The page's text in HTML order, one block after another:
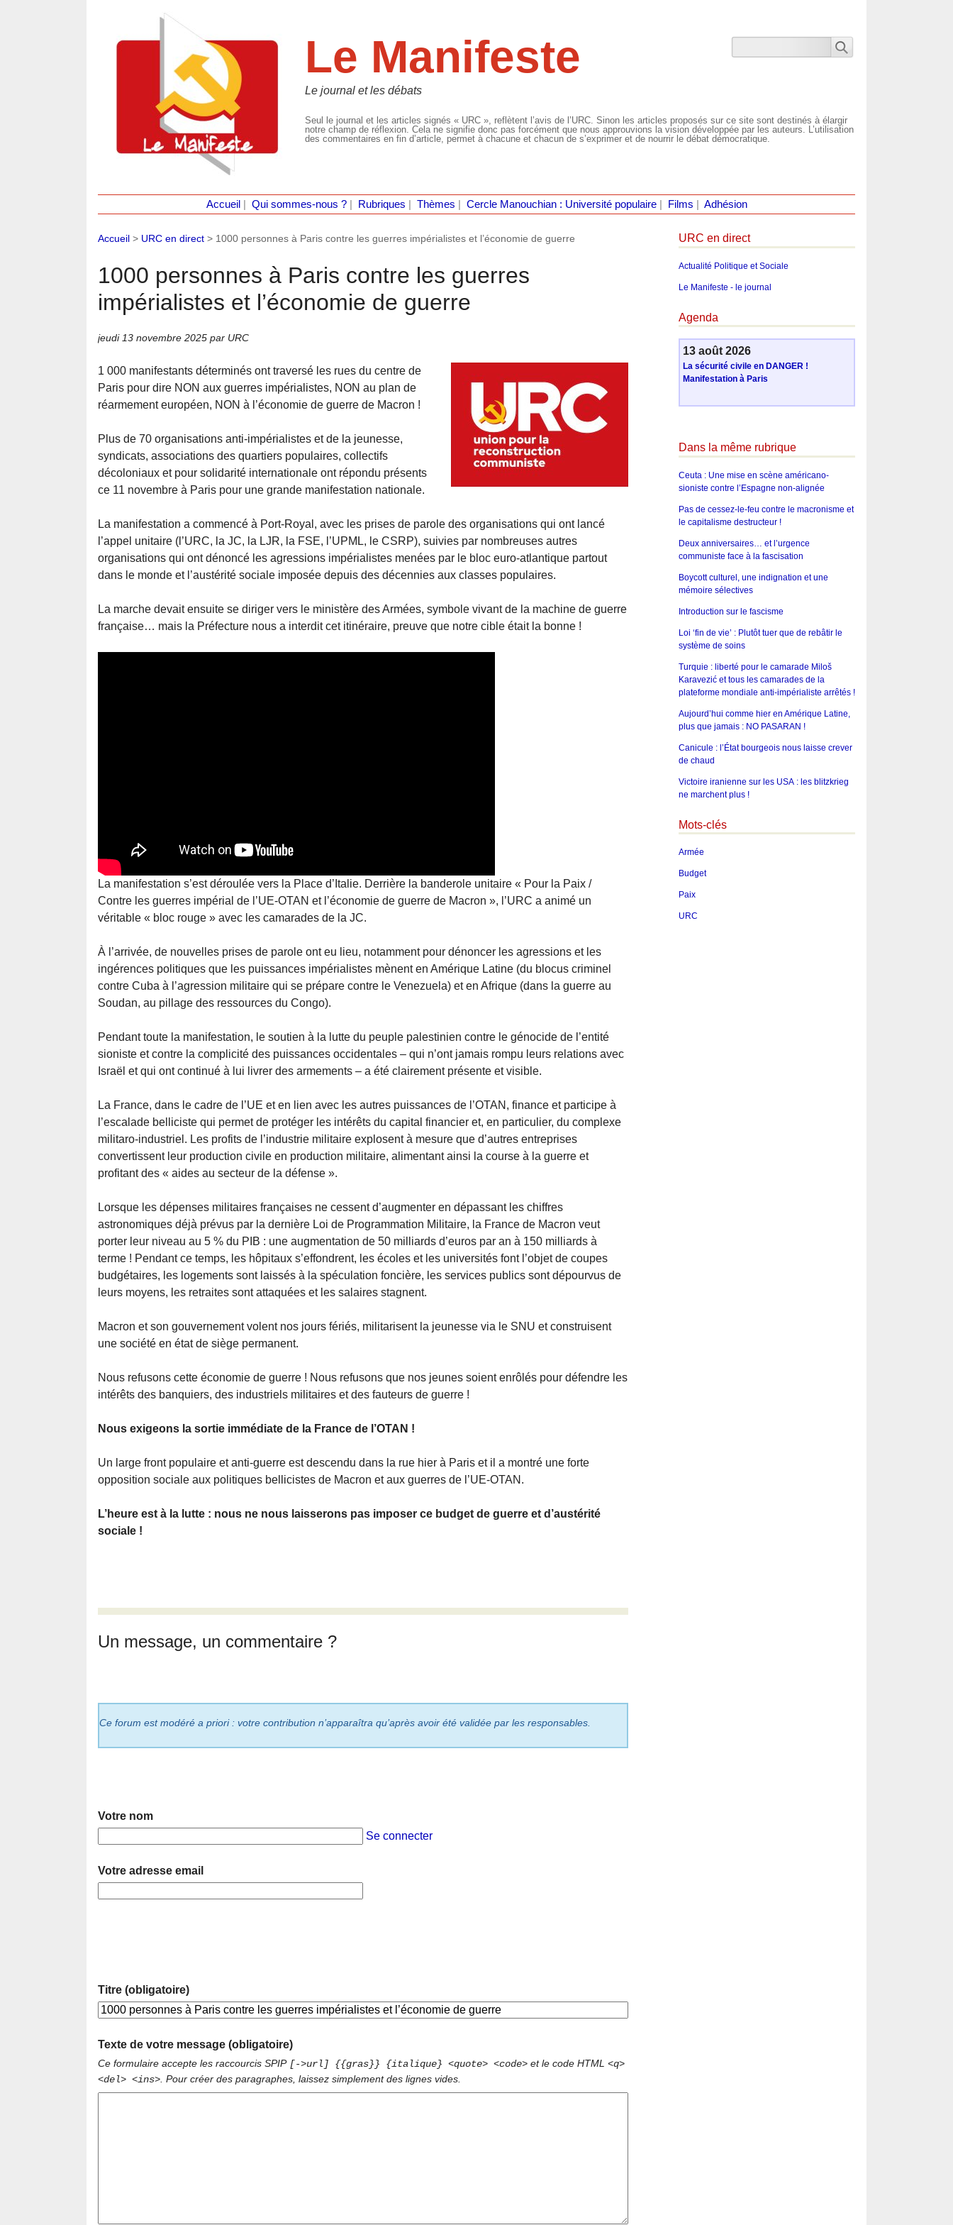
Le Manifeste
Le journal et les débats
Seul le journal et les articles signés « URC », reflètent l’avis de l’URC. Sinon les articles proposés sur ce site sont destinés à élargir
notre champ de réflexion. Cela ne signifie donc pas forcément que nous approuvions la vision développée par les auteurs. L’utilisation
des commentaires en fin d’article, permet à chacune et chacun de s’exprimer et de nourrir le débat démocratique.
Accueil Qui sommes-nous ?| Rubriques Thèmes Cercle Manouchian : Université populaire| Films Adhésion
Accueil > URC en direct > 1000 personnes à Paris contre les guerres impérialistes et l’économie de guerre
1000 personnes à Paris contre les guerres
impérialistes et l’économie de guerre
jeudi 13 novembre 2025 par URC
1 000 manifestants déterminés ont traversé les rues du centre de
Paris pour dire NON aux guerres impérialistes, NON au plan de
réarmement européen, NON à l’économie de guerre de Macron !
Plus de 70 organisations anti-impérialistes et de la jeunesse,
syndicats, associations des quartiers populaires, collectifs
décoloniaux et pour solidarité internationale ont répondu présents
ce 11 novembre à Paris pour une grande manifestation nationale.
La manifestation a commencé à Port-Royal, avec les prises de parole des organisations qui ont lancé
l’appel unitaire (l’URC, la JC, la LJR, la FSE, l’UPML, le CSRP), suivies par nombreuses autres
organisations qui ont dénoncé les agressions impérialistes menées par le bloc euro-atlantique partout
dans le monde et l’austérité sociale imposée depuis des décennies aux classes populaires.
La marche devait ensuite se diriger vers le ministère des Armées, symbole vivant de la machine de guerre
française… mais la Préfecture nous a interdit cet itinéraire, preuve que notre cible était la bonne !
La manifestation s’est déroulée vers la Place d’Italie. Derrière la banderole unitaire « Pour la Paix /
Contre les guerres impérial de l’UE-OTAN et l’économie de guerre de Macron », l’URC a animé un
véritable « bloc rouge » avec les camarades de la JC.
À l’arrivée, de nouvelles prises de parole ont eu lieu, notamment pour dénoncer les agressions et les
ingérences politiques que les puissances impérialistes mènent en Amérique Latine (du blocus criminel
contre Cuba à l’agression militaire qui se prépare contre le Venezuela) et en Afrique (dans la guerre au
Soudan, au pillage des ressources du Congo).
Pendant toute la manifestation, le soutien à la lutte du peuple palestinien contre le génocide de l’entité
sioniste et contre la complicité des puissances occidentales – qui n’ont jamais rompu leurs relations avec
Israël et qui ont continué à lui livrer des armements – a été clairement présente et visible.
La France, dans le cadre de l’UE et en lien avec les autres puissances de l’OTAN, finance et participe à
l’escalade belliciste qui permet de protéger les intérêts du capital financier et, en particulier, du complexe
militaro-industriel. Les profits de l’industrie militaire explosent à mesure que d’autres entreprises
convertissent leur production civile en production militaire, alimentant ainsi la course à la guerre et
profitant des « aides au secteur de la défense ».
Lorsque les dépenses militaires françaises ne cessent d’augmenter en dépassant les chiffres
astronomiques déjà prévus par la dernière Loi de Programmation Militaire, la France de Macron veut
porter leur niveau au 5 % du PIB : une augmentation de 50 milliards d’euros par an à 150 milliards à
terme ! Pendant ce temps, les hôpitaux s’effondrent, les écoles et les universités font l’objet de coupes
budgétaires, les logements sont laissés à la spéculation foncière, les services publics sont dépourvus de
leurs moyens, les retraites sont attaquées et les salaires stagnent.
Macron et son gouvernement volent nos jours fériés, militarisent la jeunesse via le SNU et construisent
une société en état de siège permanent.
Nous refusons cette économie de guerre ! Nous refusons que nos jeunes soient enrôlés pour défendre les
intérêts des banquiers, des industriels militaires et des fauteurs de guerre !
Nous exigeons la sortie immédiate de la France de l’OTAN !
Un large front populaire et anti-guerre est descendu dans la rue hier à Paris et il a montré une forte
opposition sociale aux politiques bellicistes de Macron et aux guerres de l’UE-OTAN.
L’heure est à la lutte : nous ne nous laisserons pas imposer ce budget de guerre et d’austérité
sociale !
Un message, un commentaire ?
Ce forum est modéré a priori : votre contribution n’apparaîtra qu’après avoir été validée par les responsables.
Votre nom
Se connecter
Votre adresse email
Titre (obligatoire)
Texte de votre message (obligatoire)
Ce formulaire accepte les raccourcis SPIP [->url] {{gras}} {italique} <quote> <code> et le code HTML <q>
<del> <ins> . Pour créer des paragraphes, laissez simplement des lignes vides.
URC en direct
Actualité Politique et Sociale
Le Manifeste - le journal
Agenda
13 août 2026
La sécurité civile en DANGER !
Manifestation à Paris
Dans la même rubrique
Ceuta : Une mise en scène américano-
sioniste contre l’Espagne non-alignée
Pas de cessez-le-feu contre le macronisme et
le capitalisme destructeur !
Deux anniversaires… et l’urgence
communiste face à la fascisation
Boycott culturel, une indignation et une
mémoire sélectives
Introduction sur le fascisme
Loi ‘fin de vie’ : Plutôt tuer que de rebâtir le
système de soins
Turquie : liberté pour le camarade Miloš
Karavezić et tous les camarades de la
plateforme mondiale anti-impérialiste arrêtés !
Aujourd’hui comme hier en Amérique Latine,
plus que jamais : NO PASARAN !
Canicule : l’État bourgeois nous laisse crever
de chaud
Victoire iranienne sur les USA : les blitzkrieg
ne marchent plus !
Mots-clés
Armée
Budget
Paix
URC